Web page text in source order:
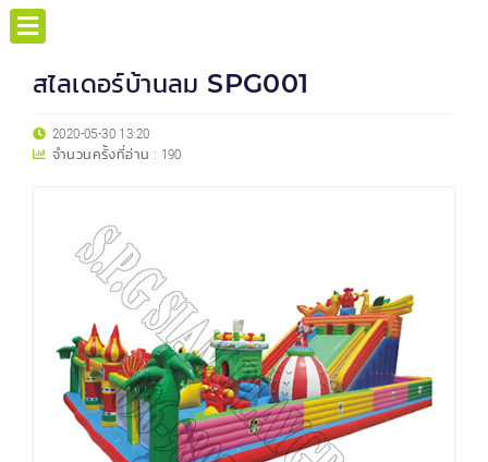
สไลเดอร์บ้านลม SPG001
2020-05-30 13:20
จำนวนครั้งที่อ่าน : 190